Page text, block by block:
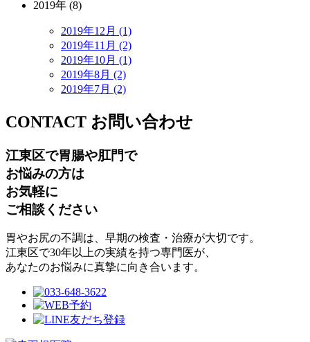
2019年 (8)
2019年12月 (1)
2019年11月 (2)
2019年10月 (1)
2019年8月 (2)
2019年7月 (2)
CONTACT お問い合わせ
江東区で胃腸や肛門で
お悩みの方は
お気軽に
ご相談ください
胃やお尻の不調は、早期の検査・治療が大切です。
江東区で30年以上の実績を持つ専門医が、
あなたのお悩みに真摯に向き合います。